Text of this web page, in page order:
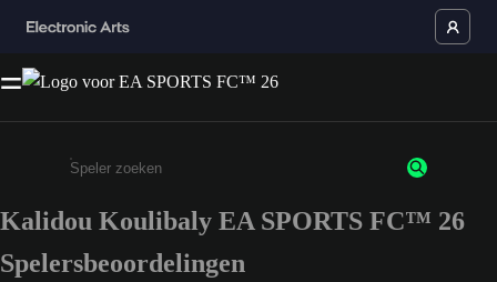
Enter a minimum of 3 characters or numbers
Kalidou Koulibaly EA SPORTS FC™ 26
Spelersbeoordelingen